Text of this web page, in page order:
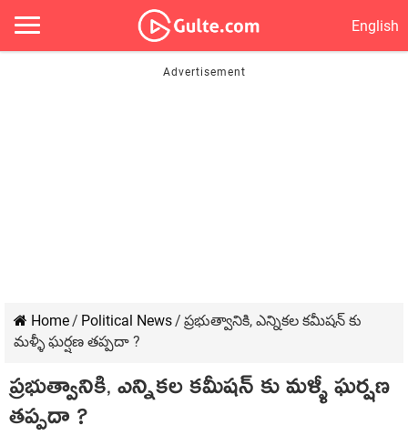
English
Home/ Political News/ ప్రభుత్వానికి, ఎన్నికల కమీషన్ కు
మళ్ళీ ఘర్షణ తప్పదా ?
ప్రభుత్వానికి, ఎన్నికల కమీషన్ కు మళ్ళీ ఘర్షణ
తప్పదా ?